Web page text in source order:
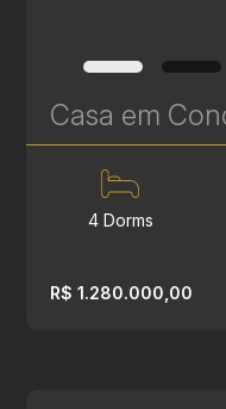
4 Dorms
R$ 1.280.000,00